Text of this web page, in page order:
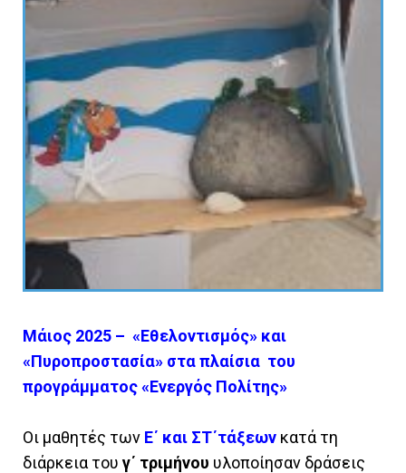
Μάιος 2025 – «Εθελοντισμός» και
«Πυροπροστασία» στα πλαίσια του
προγράμματος «Ενεργός Πολίτης»
Οι μαθητές των Ε΄ και ΣΤ΄τάξεων κατά τη
διάρκεια του γ΄ τριμήνου υλοποίησαν δράσεις